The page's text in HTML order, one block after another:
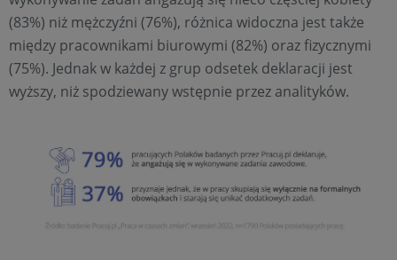
(83%) niż mężczyźni (76%), różnica widoczna jest także
między pracownikami biurowymi (82%) oraz fizycznymi
(75%). Jednak w każdej z grup odsetek deklaracji jest
wyższy, niż spodziewany wstępnie przez analityków.